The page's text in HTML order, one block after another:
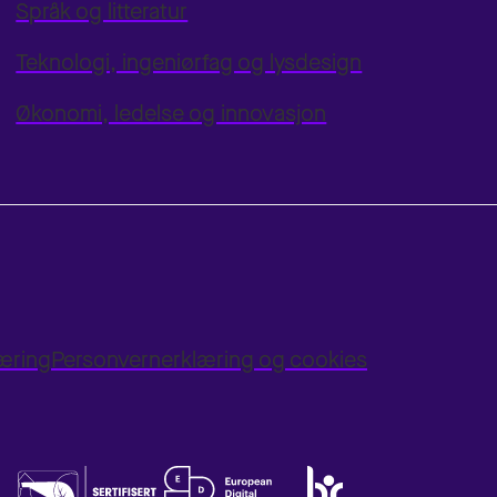
Språk og litteratur
Teknologi, ingeniørfag og lysdesign
Økonomi, ledelse og innovasjon
Personvernerklæring og cookies